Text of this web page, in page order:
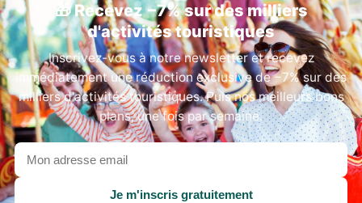
🎁 Recevez −7% sur des milliers
d'activités touristiques
Inscrivez-vous à notre newsletter et recevez
immédiatement une réduction exclusive de −7% sur des
milliers d'activités touristiques. Puis nos meilleurs bons
plans, une fois par semaine.
Votre
adresse
email
Je m'inscris gratuitement